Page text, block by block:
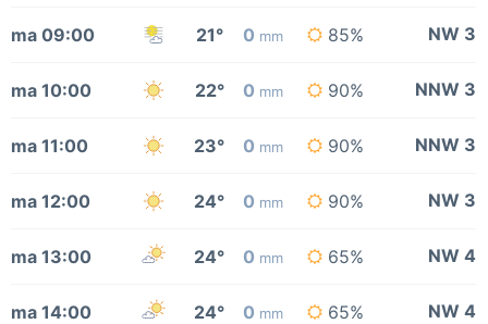
ma 09:00 21° 0 mm 85% NW 3
ma 10:00 22° 0 mm 90% NNW 3
ma 11:00 23° 0 mm 90% NNW 3
ma 12:00 24° 0 mm 90% NW 3
ma 13:00 24° 0 mm 65% NW 4
ma 14:00 24° 0 mm 65% NW 4